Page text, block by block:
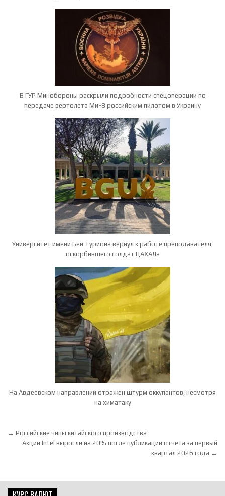
В ГУР Минобороны раскрыли подробности спецоперации по
передаче вертолета Ми-8 российским пилотом в Украину
Университет имени Бен-Гуриона вернул к работе преподавателя,
оскорбившего солдат ЦАХАЛа
На Авдеевском направлении отражен штурм оккупантов, несмотря
на химатаку
Навигация по записям
← Российские чипы китайского производства
Акции Intel выросли на 20% после публикации отчета за первый
квартал 2026 года →